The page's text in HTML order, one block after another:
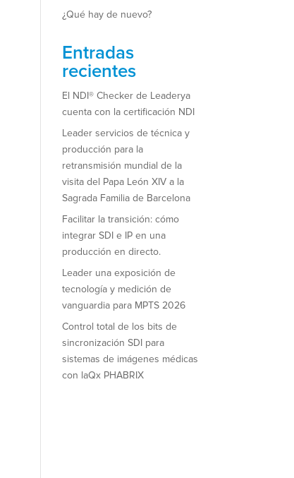
¿Qué hay de nuevo?
Entradas
recientes
El NDI® Checker de Leaderya
cuenta con la certificación NDI
Leader servicios de técnica y
producción para la
retransmisión mundial de la
visita del Papa León XIV a la
Sagrada Familia de Barcelona
Facilitar la transición: cómo
integrar SDI e IP en una
producción en directo.
Leader una exposición de
tecnología y medición de
vanguardia para MPTS 2026
Control total de los bits de
sincronización SDI para
sistemas de imágenes médicas
con laQx PHABRIX